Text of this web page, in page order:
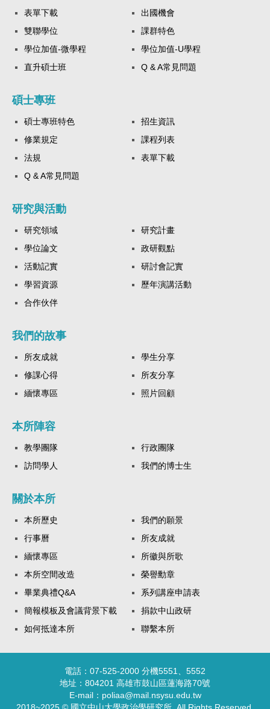
表單下載
出國機會
雙聯學位
課群特色
學位加值-微學程
學位加值-U學程
直升碩士班
Q & A常見問題
碩士專班
碩士專班特色
招生資訊
修業規定
課程列表
法規
表單下載
Q & A常見問題
研究與活動
研究領域
研究計畫
學位論文
政研觀點
活動記實
研討會記實
學習資源
歷年演講活動
合作伙伴
我們的故事
所友成就
學生分享
修課心得
所友分享
緬懷專區
照片回顧
本所陣容
教學團隊
行政團隊
訪問學人
我們的博士生
關於本所
本所歷史
我們的願景
行事曆
所友成就
緬懷專區
所徽與所歌
本所空間改造
榮譽勳章
畢業典禮Q&A
系列講座申請表
簡報模板及會議背景下載
捐款中山政研
如何抵達本所
聯繫本所
電話：07-525-2000 分機5551、5552
地址：804201 高雄市鼓山區蓮海路70號
E-mail：poliaa@mail.nsysu.edu.tw